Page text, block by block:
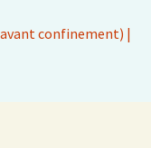
confinement) |